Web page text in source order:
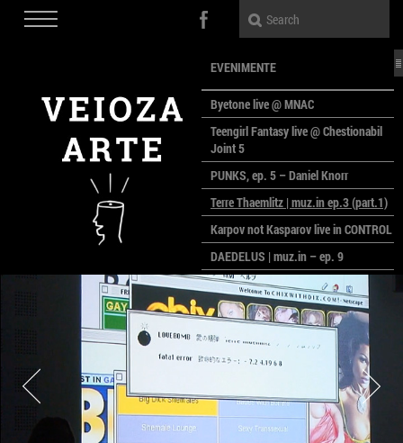
EVENIMENTE
Byetone live @ MNAC
Teengirl Fantasy live @ Chestionabil
Joint 5
PUNKS, ep. 5 – Daniel Knorr
Terre Thaemlitz | muz.in ep.3 (part.1)
Karpov not Kasparov live in CONTROL
DAEDELUS | muz.in – ep. 9
LALELE, LALELE – prima premieră a
anului la MACAZ
CinePOLSKA – filme poloneze la
București
PEOPLE OF ROMANIA se lansează la
All Stars For Outernational